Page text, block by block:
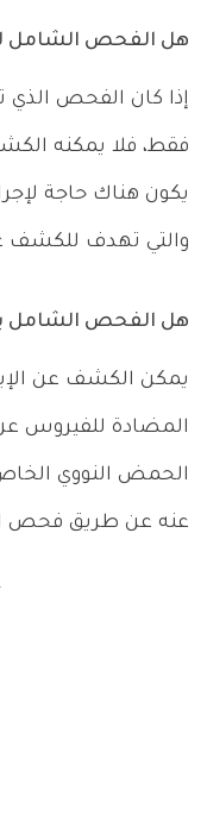
هل الفحص الشامل
إذا كان الفحص الذي
فقط، فلا يمكنه
يكون هناك حاجة
والتي تهدف
هل الفحص الشامل
يمكن الكشف عن
المضادة للفيروس
الحمض النووي
عنه عن طريق فحص